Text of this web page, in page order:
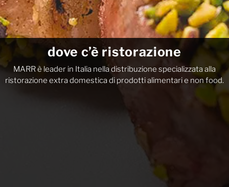
dove c’è ristorazione
MARR è leader in Italia nella distribuzione specializzata alla
ristorazione extra domestica di prodotti alimentari e non food.